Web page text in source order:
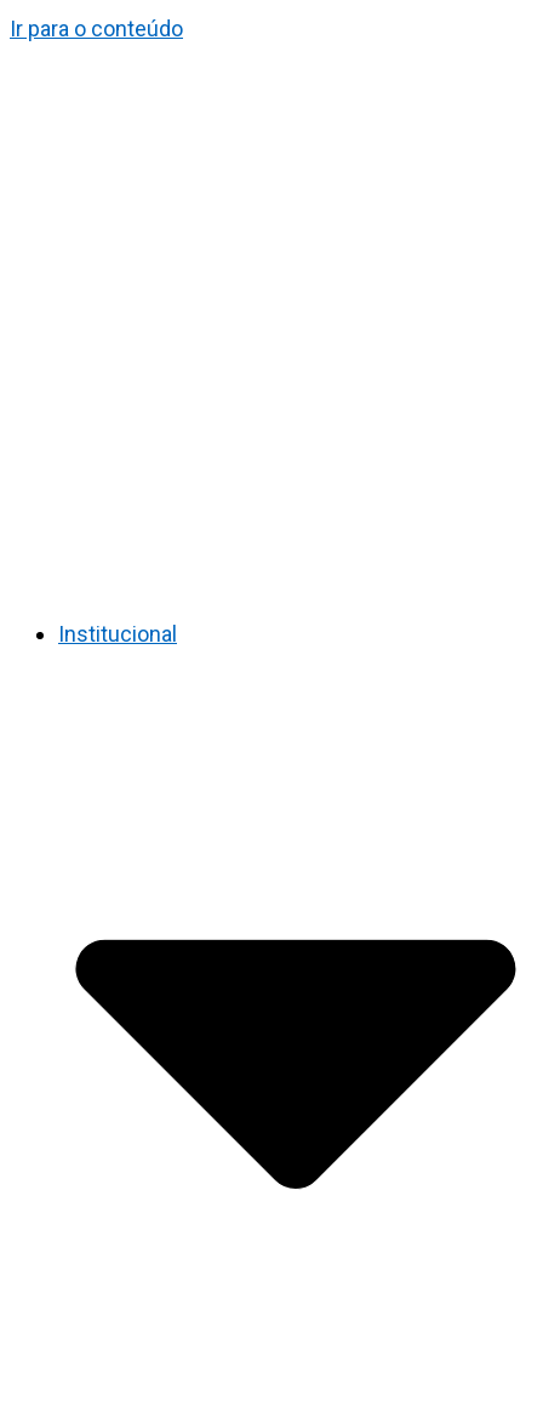
Ir para o conteúdo
Institucional